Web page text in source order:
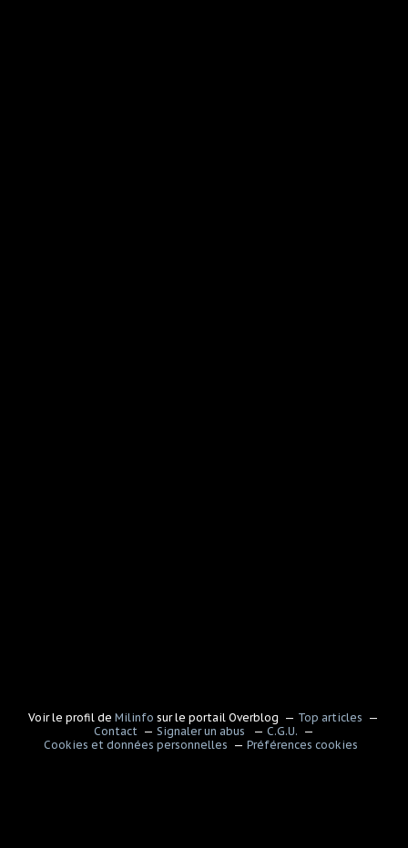
Voir le profil deMilinfo sur le portail Overblog
Top articles
Contact
Signaler un abus
C.G.U.
Cookies et données personnelles
Préférences cookies